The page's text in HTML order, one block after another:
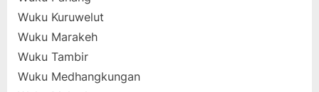
Wuku Kuruwelut
Wuku Marakeh
Wuku Tambir
Wuku Medhangkungan